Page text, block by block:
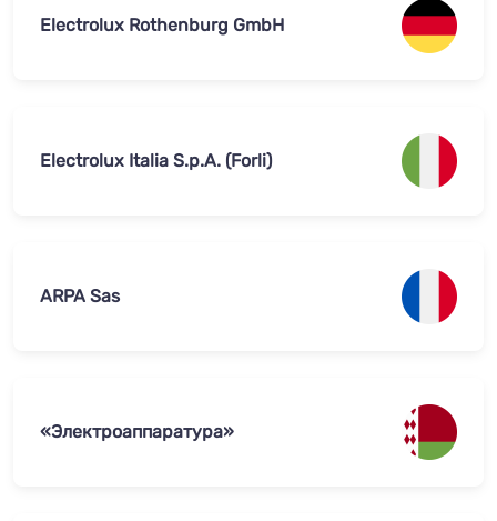
Electrolux Rothenburg GmbH
Electrolux Italia S.p.A. (Forli)
ARPA Sas
«Электроаппаратура»